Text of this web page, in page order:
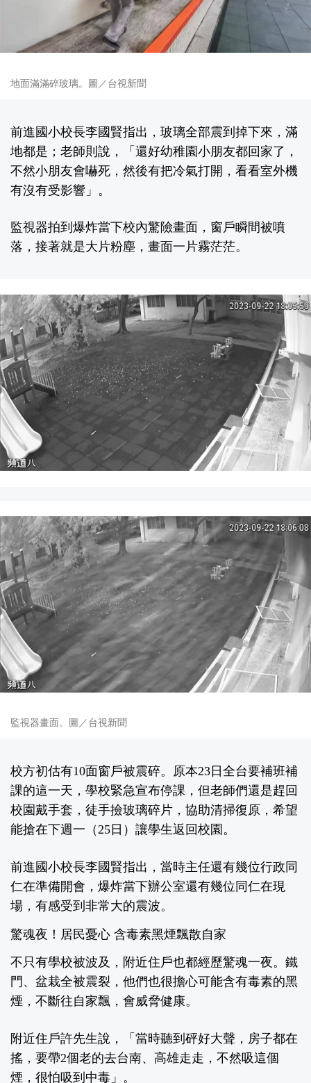
地面滿滿碎玻璃。圖／台視新聞
前進國小校長李國賢指出，玻璃全部震到掉下來，滿
地都是；老師則說，「還好幼稚園小朋友都回家了，
不然小朋友會嚇死，然後有把冷氣打開，看看室外機
有沒有受影響」。
監視器拍到爆炸當下校內驚險畫面，窗戶瞬間被噴
落，接著就是大片粉塵，畫面一片霧茫茫。
監視器畫面。圖／台視新聞
校方初估有10面窗戶被震碎。原本23日全台要補班補
課的這一天，學校緊急宣布停課，但老師們還是趕回
校園戴手套，徒手撿玻璃碎片，協助清掃復原，希望
能搶在下週一（25日）讓學生返回校園。
前進國小校長李國賢指出，當時主任還有幾位行政同
仁在準備開會，爆炸當下辦公室還有幾位同仁在現
場，有感受到非常大的震波。
驚魂夜！居民憂心 含毒素黑煙飄散自家
不只有學校被波及，附近住戶也都經歷驚魂一夜。鐵
門、盆栽全被震裂，他們也很擔心可能含有毒素的黑
煙，不斷往自家飄，會威脅健康。
附近住戶許先生說，「當時聽到砰好大聲，房子都在
搖，要帶2個老的去台南、高雄走走，不然吸這個
煙，很怕吸到中毒」。